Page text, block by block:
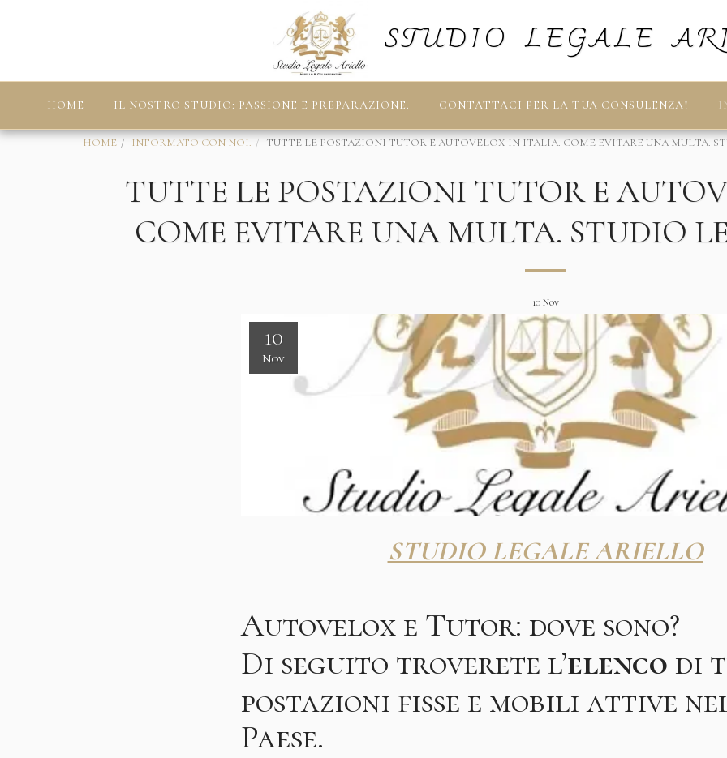
STUDIO LEGALE
HOME IL NOSTRO STUDIO: PASSIONE E PREPARAZIONE. CONTATTACI PER LA TUA CONSULENZA!
HOME INFORMATO CON NOI. TUTTE LE POSTAZIONI TUTOR E AUTOVELOX IN ITALIA. COME EVITARE UNA MULTA.
TUTTE LE POSTAZIONI TUTOR E
COME EVITARE UNA MULTA. STUDIO
10 Nov
10
Nov
STUDIO LEGALE ARIELLO
Autovelox e Tutor: dove sono?
Di seguito troverete l’elenco di
postazioni fisse e mobili attive
Paese.